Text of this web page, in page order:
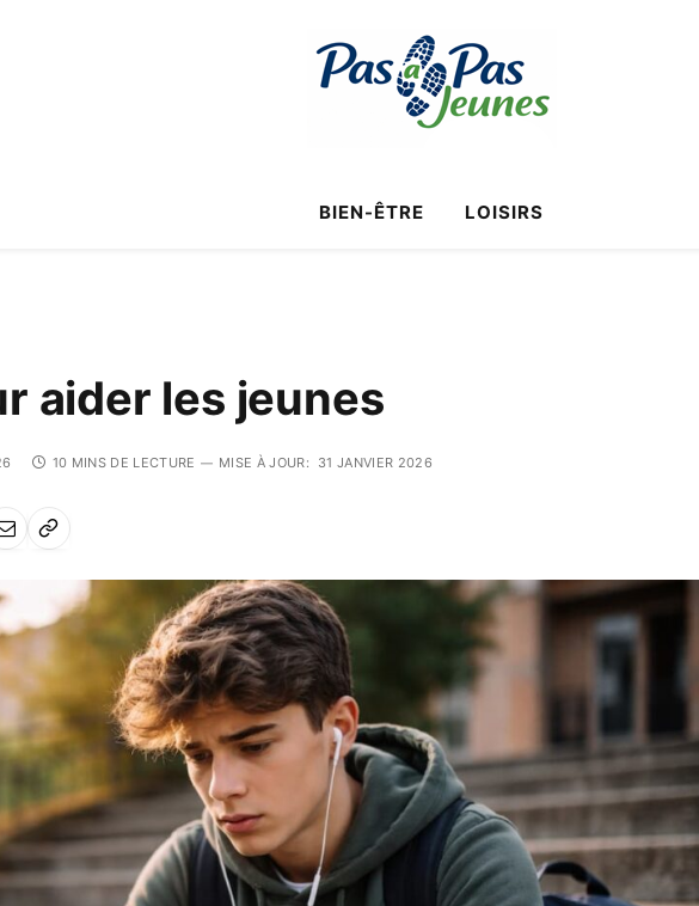
BIEN-ÊTRE LOISIRS
aider les jeunes
10 MINS DE LECTURE MISE À JOUR: 31 JANVIER 2026